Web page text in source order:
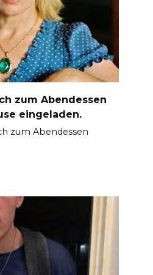
zum Abendessen
eingeladen.
zum Abendessen